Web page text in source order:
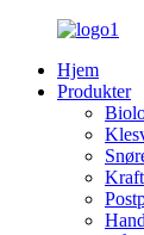
Hjem
Produkter